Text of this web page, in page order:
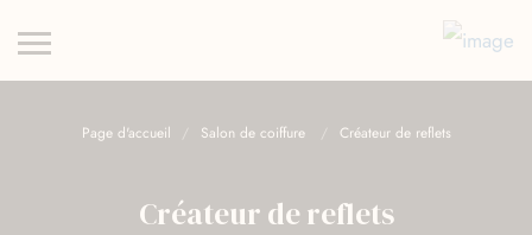
Page d'accueil Salon de coiffure Créateur de reflets
Créateur de reflets